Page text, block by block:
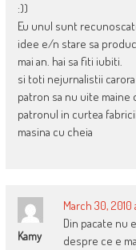
:))
Eu unul sunt
idee e/n stare sa
mai an. hai sa fiti iubiti.
si toti nejurnalistii
patron sa nu uite maine
patronul in curtea
masina cu cheia
Kamy
March 30, 2010
Din pacate nu
despre ce e